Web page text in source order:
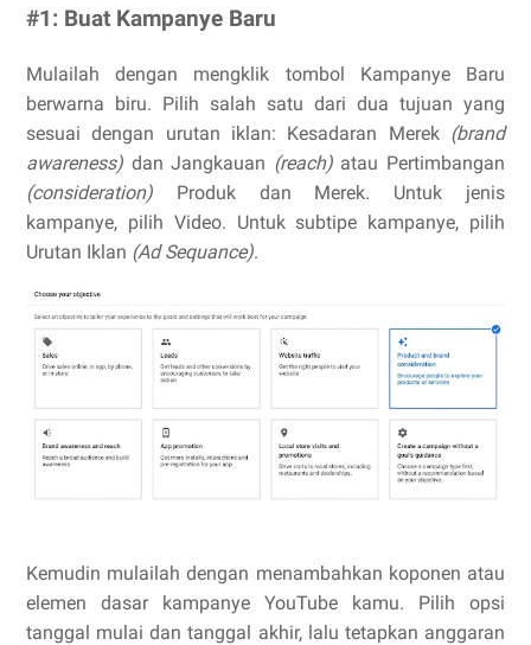
#1: Buat Kampanye Baru
Mulailah dengan mengklik tombol Kampanye Baru
berwarna biru. Pilih salah satu dari dua tujuan yang
sesuai dengan urutan iklan: Kesadaran Merek (brand
awareness) dan Jangkauan (reach)atau Pertimbangan
(consideration) Produk dan Merek. Untuk jenis
kampanye, pilih Video. Untuk subtipe kampanye, pilih
Urutan Iklan (Ad Sequance).
Kemudin mulailah dengan menambahkan koponen atau
elemen dasar kampanye YouTube kamu. Pilih opsi
tanggal mulai dan tanggal akhir, lalu tetapkan anggaran